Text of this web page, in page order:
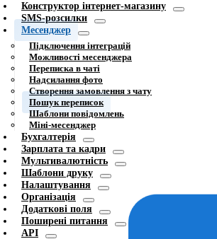
Конструктор інтернет-магазину
SMS-розсилки
Месенджер
Підключення інтеграцій
Можливості месенджера
Переписка в чаті
Надсилання фото
Створення замовлення з чату
Пошук переписок
Шаблони повідомлень
Міні-месенджер
Бухгалтерія
Зарплата та кадри
Мультивалютність
Шаблони друку
Налаштування
Організація
Додаткові поля
Поширені питання
API